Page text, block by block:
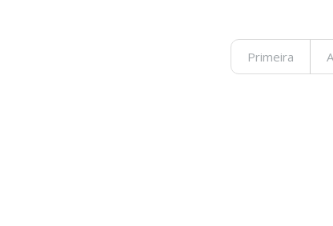
Primeira